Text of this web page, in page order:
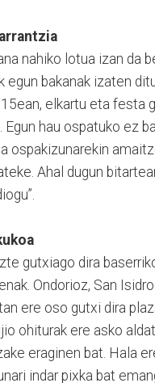
nahiko lotua izan da
egun bakanak izaten
elkartu eta festa
Egun hau ospatuko ez
ospakizunarekin
Ahal dugun
gutxiago dira
Ondorioz, San
ere oso gutxi dira
ohiturak ere asko
eraginen bat. Hala
indar pixka bat